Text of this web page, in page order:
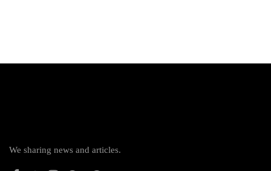
We sharing news and articles.